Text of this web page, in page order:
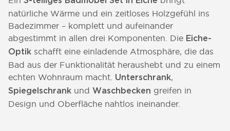
natürliche Wärme und ein zeitloses Holzgefühl ins
Badezimmer – komplett und aufeinander
abgestimmt in allen drei Komponenten. Die Eiche-
Optik schafft eine einladende Atmosphäre, die das
Bad aus der Funktionalität heraushebt und zu einem
echten Wohnraum macht.
Unterschrank,
Spiegelschrank und Waschbecken greifen in
Design und Oberfläche nahtlos ineinander.